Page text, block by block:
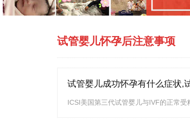
试管婴儿怀孕后注意事项
试管婴儿成功怀孕有什么症状,
ICSI美国第三代试管婴儿与IVF的正常